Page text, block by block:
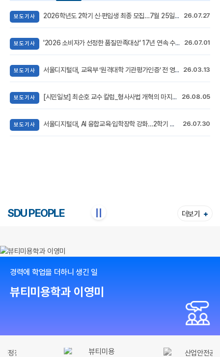
보도기사 2026학년도 2학기 신·편입생 최종 모집…7월 25일 시작 26.07.27
보도기사 '2026 소비자가 선정한 품질만족대상' 17년 연속 수상…AI 교육혁신으로 미래인재 양성 26.07.01
보도기사 서울디지털대, 교육부 ‘원격대학 기관평가인증’ 전 영역 ‘인증’…디지털 교육 경쟁력 입증 26.03.13
보도기사 [시민일보] 최순호 교수 칼럼_형사사법 개혁의 마지막 퍼즐, 국민을 위한 공인탐정제도로 완성해야 26.08.05
보도기사 서울디지털대, AI 융합교육·입학장학 강화…2학기 신·편입생 최종 모집 26.07.30
SDU PEOPLE 더보기 +
경력에 학업을 더하니 생긴 일
뷰티미용학과 이영미